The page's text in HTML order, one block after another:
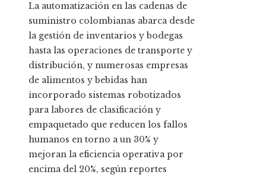
La automatización en las cadenas de
suministro colombianas abarca desde
la gestión de inventarios y bodegas
hasta las operaciones de transporte y
distribución, y numerosas empresas
de alimentos y bebidas han
incorporado sistemas robotizados
para labores de clasificación y
empaquetado que reducen los fallos
humanos en torno a un 30% y
mejoran la eficiencia operativa por
encima del 20%, según reportes